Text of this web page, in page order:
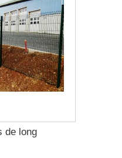
de long